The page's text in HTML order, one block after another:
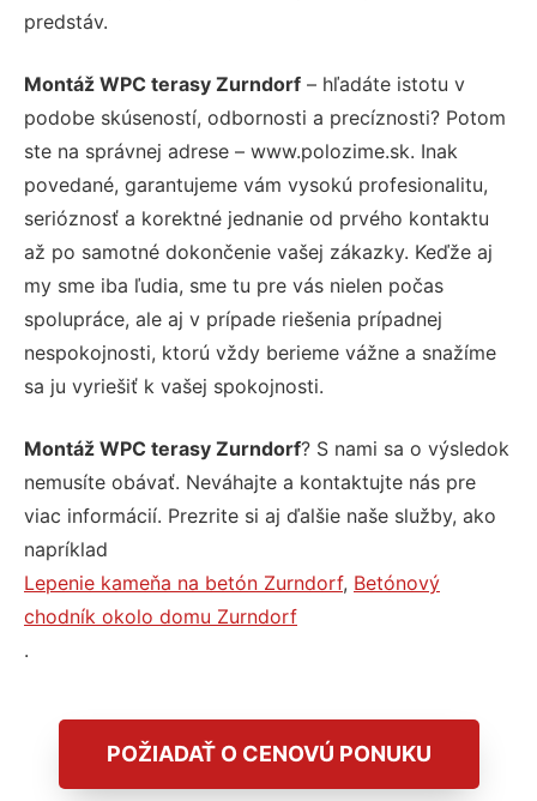
predstáv.
Montáž WPC terasy Zurndorf – hľadáte istotu v
podobe skúseností, odbornosti a precíznosti? Potom
ste na správnej adrese – www.polozime.sk. Inak
povedané, garantujeme vám vysokú profesionalitu,
serióznosť a korektné jednanie od prvého kontaktu
až po samotné dokončenie vašej zákazky. Keďže aj
my sme iba ľudia, sme tu pre vás nielen počas
spolupráce, ale aj v prípade riešenia prípadnej
nespokojnosti, ktorú vždy berieme vážne a snažíme
sa ju vyriešiť k vašej spokojnosti.
Montáž WPC terasy Zurndorf? S nami sa o výsledok
nemusíte obávať. Neváhajte a kontaktujte nás pre
viac informácií. Prezrite si aj ďalšie naše služby, ako
napríklad
Lepenie kameňa na betón Zurndorf, Betónový
chodník okolo domu Zurndorf
.
POŽIADAŤ O CENOVÚ PONUKU